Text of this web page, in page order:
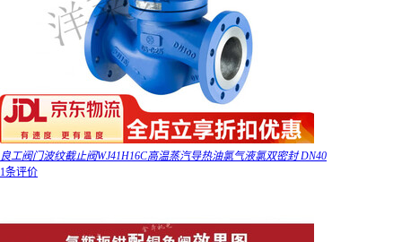
良工阀门波纹截止阀WJ41H16C高温蒸汽导热油氯气液氯双密封 DN40
1条评价